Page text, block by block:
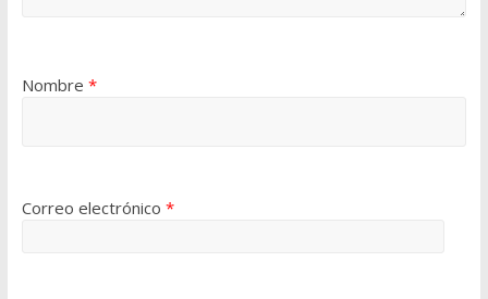
Nombre *
Correo electrónico *